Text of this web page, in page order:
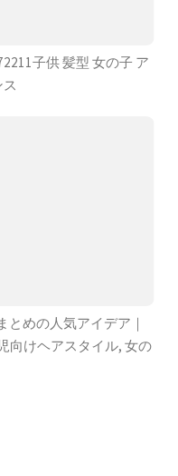
子供 髪型 女の子 ア
とめの人気アイデア｜
向けヘアスタイル, 女の